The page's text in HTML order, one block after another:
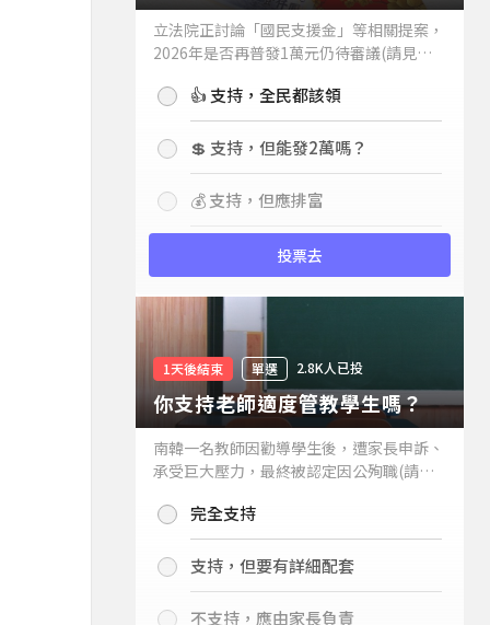
立法院正討論「國民支援金」等相關提案，
2026年是否再普發1萬元仍待審議(請見下
持嗎？👍 支持，全民都該領
💲 支持，但能發2萬嗎？
💰 支持，但應排富
投票去
1天後結束 單選 2.8K人已投
你支持老師適度管教學生嗎？
南韓一名教師因勸導學生後，遭家長申訴、
承受巨大壓力，最終被認定因公殉職(請見
你支持老師適度管教學生嗎？
完全支持
支持，但要有詳細配套
不支持，應由家長負責